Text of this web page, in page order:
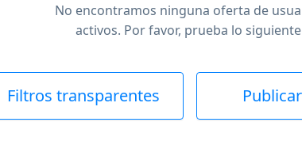
No encontramos ninguna oferta de
activos. Por favor, prueba lo
Filtros transparentes